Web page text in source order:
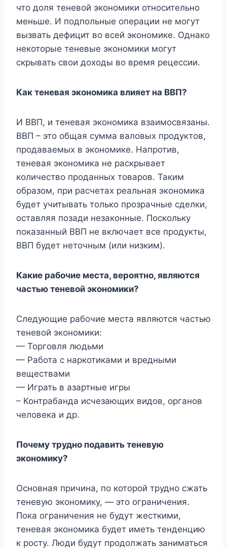
что доля теневой экономики относительно
меньше. И подпольные операции не могут
вызвать дефицит во всей экономике. Однако
некоторые теневые экономики могут
скрывать свои доходы во время рецессии.
Как теневая экономика влияет на ВВП?
И ВВП, и теневая экономика взаимосвязаны.
ВВП – это общая сумма валовых продуктов,
продаваемых в экономике. Напротив,
теневая экономика не раскрывает
количество проданных товаров. Таким
образом, при расчетах реальная экономика
будет учитывать только прозрачные сделки,
оставляя позади незаконные. Поскольку
показанный ВВП не включает все продукты,
ВВП будет неточным (или низким).
Какие рабочие места, вероятно, являются
частью теневой экономики?
Следующие рабочие места являются частью
теневой экономики:
— Торговля людьми
— Работа с наркотиками и вредными
веществами
— Играть в азартные игры
– Контрабанда исчезающих видов, органов
человека и др.
Почему трудно подавить теневую
экономику?
Основная причина, по которой трудно сжать
теневую экономику, — это ограничения.
Пока ограничения не будут жесткими,
теневая экономика будет иметь тенденцию
к росту. Люди будут продолжать заниматься